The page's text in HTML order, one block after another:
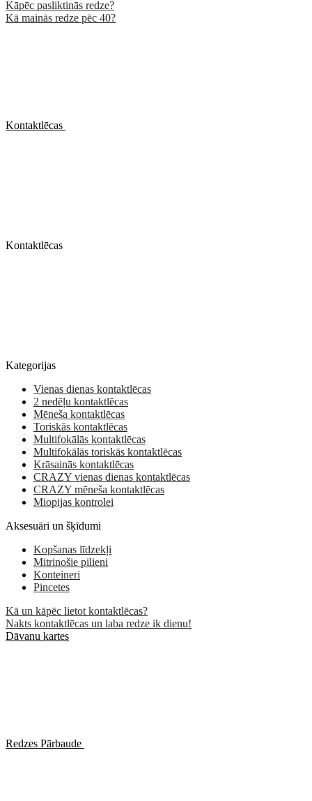
Kāpēc pasliktinās redze?
Kā mainās redze pēc 40?
Kontaktlēcas
Kontaktlēcas
Kategorijas
Vienas dienas kontaktlēcas
2 nedēļu kontaktlēcas
Mēneša kontaktlēcas
Toriskās kontaktlēcas
Multifokālās kontaktlēcas
Multifokālās toriskās kontaktlēcas
Krāsainās kontaktlēcas
CRAZY vienas dienas kontaktlēcas
CRAZY mēneša kontaktlēcas
Miopijas kontrolei
Aksesuāri un šķīdumi
Kopšanas līdzekļi
Mitrinošie pilieni
Konteineri
Pincetes
Kā un kāpēc lietot kontaktlēcas?
Nakts kontaktlēcas un laba redze ik dienu!
Dāvanu kartes
Redzes Pārbaude